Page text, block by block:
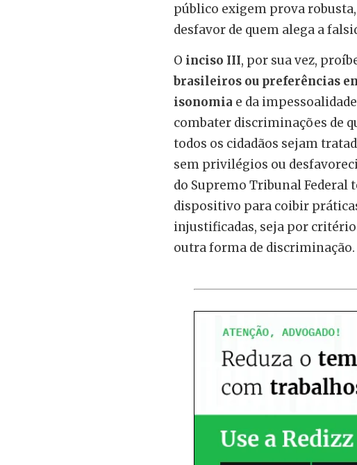
público exigem prova
desfavor de quem alega a
O inciso III, por sua vez,
brasileiros ou preferências
isonomia e da
combater discriminações de
todos os cidadãos sejam
sem privilégios ou
do Supremo Tribunal Federal
dispositivo para coibir
injustificadas, seja por
outra forma de discriminação.